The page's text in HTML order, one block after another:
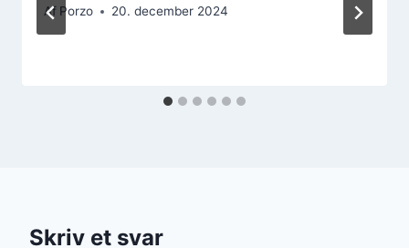
Af Porzo 20. december 2024
Skriv et svar